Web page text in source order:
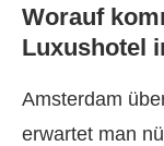
Worauf
Luxushotel
Amsterdam
erwartet man